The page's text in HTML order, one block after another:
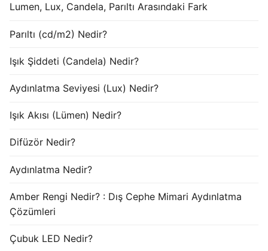
Lumen, Lux, Candela, Parıltı Arasındaki Fark
Parıltı (cd/m2) Nedir?
Işık Şiddeti (Candela) Nedir?
Aydınlatma Seviyesi (Lux) Nedir?
Işık Akısı (Lümen) Nedir?
Difüzör Nedir?
Aydınlatma Nedir?
Amber Rengi Nedir? : Dış Cephe Mimari Aydınlatma
Çözümleri
Çubuk LED Nedir?